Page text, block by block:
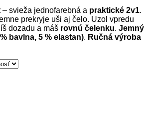
– svieža jednofarebná a praktické 2v1.
prekryje uši aj čelo. Uzol vpredu
dozadu a máš rovnú čelenku. Jemný
bavlna, 5 % elastan). Ručná výroba